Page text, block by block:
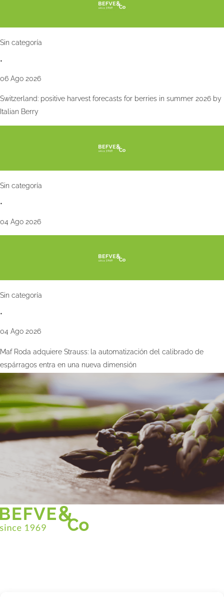
Sin categoría
•
06 Ago 2026
Switzerland: positive harvest forecasts for berries in summer 2026 by
Italian Berry
Sin categoría
•
04 Ago 2026
Sin categoría
•
04 Ago 2026
Maf Roda adquiere Strauss: la automatización del calibrado de
espárragos entra en una nueva dimensión